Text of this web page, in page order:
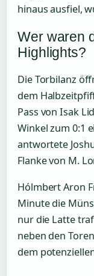
hinaus ausfiel,
Wer waren
Highlights?
Die Torbilanz
dem
Pass von Isak
Winkel zum 0:1
antwortete
Flanke von M.
Hólmbert Aron
Minute die
nur die Latte
neben den
dem